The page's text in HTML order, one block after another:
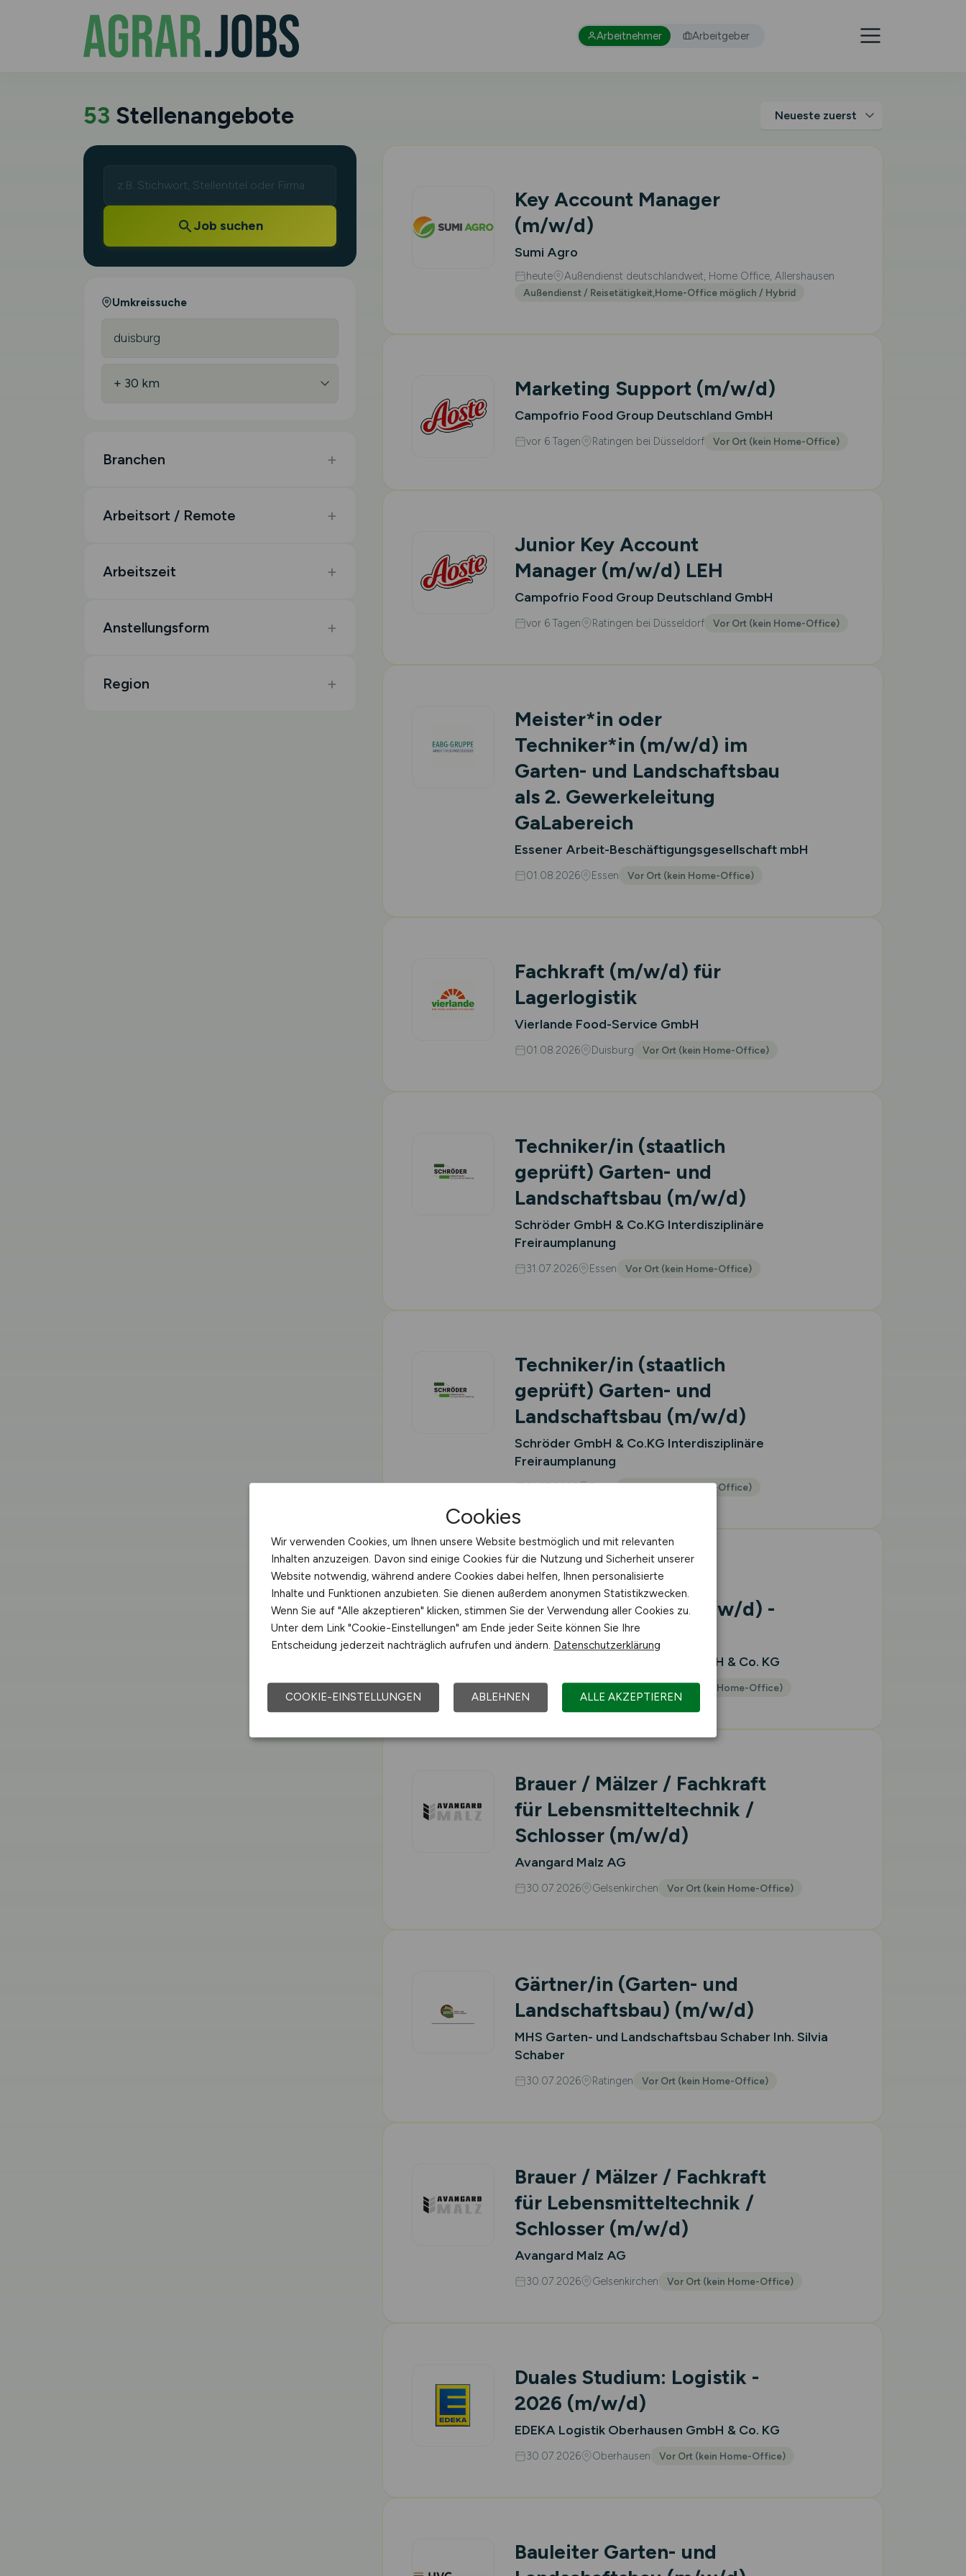
Arbeitnehmer Arbeitgeber
53 Stellenangebote
Job suchen
Umkreissuche
Branchen
Arbeitsort / Remote
Arbeitszeit
Anstellungsform
Region
Key Account Manager
(m/w/d)
Sumi Agro
heute Außendienst deutschlandweit, Home Office, Allershausen
Außendienst / Reisetätigkeit,Home-Office möglich / Hybrid
Marketing Support (m/w/d)
Campofrio Food Group Deutschland GmbH
vor 6 Tagen Ratingen bei Düsseldorf Vor Ort (kein Home-Office)
Junior Key Account
Manager (m/w/d) LEH
Campofrio Food Group Deutschland GmbH
vor 6 Tagen Ratingen bei Düsseldorf Vor Ort (kein Home-Office)
Meister*in oder
Techniker*in (m/w/d) im
Garten- und Landschaftsbau
als 2. Gewerkeleitung
GaLabereich
Essener Arbeit-Beschäftigungsgesellschaft mbH
01.08.2026 Essen Vor Ort (kein Home-Office)
Fachkraft (m/w/d) für
Lagerlogistik
Vierlande Food-Service GmbH
01.08.2026 Duisburg Vor Ort (kein Home-Office)
Techniker/in (staatlich
geprüft) Garten- und
Landschaftsbau (m/w/d)
Schröder GmbH & Co.KG Interdisziplinäre
Freiraumplanung
31.07.2026 Essen Vor Ort (kein Home-Office)
Techniker/in (staatlich
geprüft) Garten- und
Landschaftsbau (m/w/d)
Schröder GmbH & Co.KG Interdisziplinäre
Freiraumplanung
31.07.2026 Essen Vor Ort (kein Home-Office)
Ausbildung zum
Berufskraftfahrer(m/w/d) -
2026
EDEKA Logistik Oberhausen GmbH & Co. KG
31.07.2026 Oberhausen Vor Ort (kein Home-Office)
Brauer / Mälzer / Fachkraft
für Lebensmitteltechnik /
Schlosser (m/w/d)
Avangard Malz AG
30.07.2026 Gelsenkirchen Vor Ort (kein Home-Office)
Gärtner/in (Garten- und
Landschaftsbau) (m/w/d)
MHS Garten- und Landschaftsbau Schaber Inh. Silvia
Schaber
30.07.2026 Ratingen Vor Ort (kein Home-Office)
Brauer / Mälzer / Fachkraft
für Lebensmitteltechnik /
Schlosser (m/w/d)
Avangard Malz AG
30.07.2026 Gelsenkirchen Vor Ort (kein Home-Office)
Duales Studium: Logistik -
2026 (m/w/d)
EDEKA Logistik Oberhausen GmbH & Co. KG
30.07.2026 Oberhausen Vor Ort (kein Home-Office)
Bauleiter Garten- und
Cookies
Wir verwenden Cookies, um Ihnen unsere Website bestmöglich und mit relevanten
Inhalten anzuzeigen. Davon sind einige Cookies für die Nutzung und Sicherheit unserer
Website notwendig, während andere Cookies dabei helfen, Ihnen personalisierte
Inhalte und Funktionen anzubieten. Sie dienen außerdem anonymen Statistikzwecken.
Wenn Sie auf "Alle akzeptieren" klicken, stimmen Sie der Verwendung aller Cookies zu.
Unter dem Link "Cookie-Einstellungen" am Ende jeder Seite können Sie Ihre
Entscheidung jederzeit nachträglich aufrufen und ändern. Datenschutzerklärung
COOKIE-EINSTELLUNGEN ABLEHNEN ALLE AKZEPTIEREN